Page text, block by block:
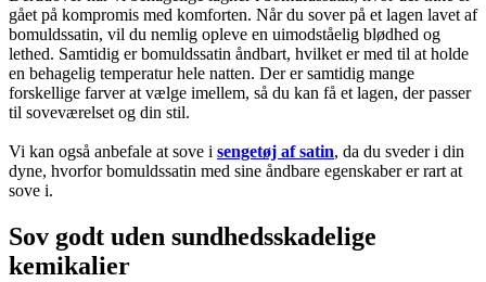
gået på kompromis med komforten. Når du sover på et lagen lavet af
bomuldssatin, vil du nemlig opleve en uimodståelig blødhed og
lethed. Samtidig er bomuldssatin åndbart, hvilket er med til at holde
en behagelig temperatur hele natten. Der er samtidig mange
forskellige farver at vælge imellem, så du kan få et lagen, der passer
til soveværelset og din stil.
Vi kan også anbefale at sove i sengetøj af satin, da du sveder i din
dyne, hvorfor bomuldssatin med sine åndbare egenskaber er rart at
sove i.
Sov godt uden sundhedsskadelige
kemikalier